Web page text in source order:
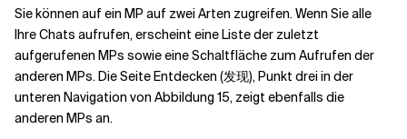
Sie können auf ein MP auf zwei Arten zugreifen. Wenn Sie alle
Ihre Chats aufrufen, erscheint eine Liste der zuletzt
aufgerufenen MPs sowie eine Schaltfläche zum Aufrufen der
anderen MPs. Die Seite Entdecken (发现), Punkt drei in der
unteren Navigation von Abbildung 15, zeigt ebenfalls die
anderen MPs an.